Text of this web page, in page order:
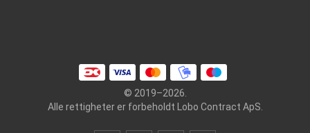
© 2019–2026.
Alle rettigheter er forbeholdt Lobo Contract ApS.